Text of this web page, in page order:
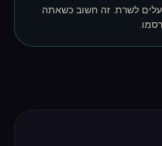
לשרת. זה חשוב כשאתה